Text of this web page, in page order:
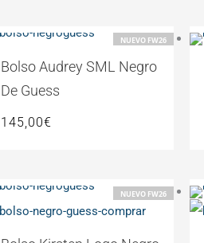
NUEVO FW26
Bolso Audrey SML Negro
De Guess
145,00€
NUEVO FW26